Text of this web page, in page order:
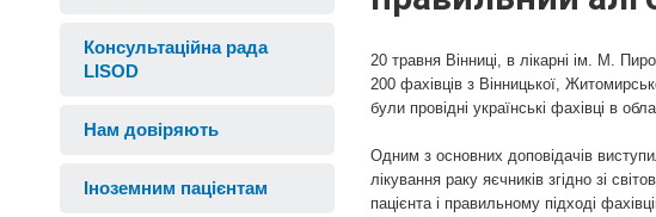
Консультаційна рада
LISOD
Нам довіряють
Іноземним пацієнтам
20 травня Вінниці, в лікарні ім. М.
200 фахівців з Вінницької,
були провідні українські фахівці в
Одним з основних доповідачів
лікування раку яєчників згідно зі
пацієнта і правильному підході